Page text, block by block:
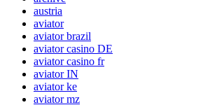
austria
aviator
aviator brazil
aviator casino DE
aviator casino fr
aviator IN
aviator ke
aviator mz